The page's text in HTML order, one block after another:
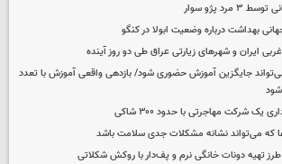
پژو سوار
بهداشت درباره وضعیت ابولا در کنگو
ایران و شهرهای زیارتی عراق طی دو روز آینده
جایگزین آموزش حضوری شود/ بازدهی واقعی آموزش با تعدد
یک شرکت مهاجرتی با حدود ۳۰۰ شاکی
تهیه دونات خانگی نرم و پف‌دار با روکش شکلاتی